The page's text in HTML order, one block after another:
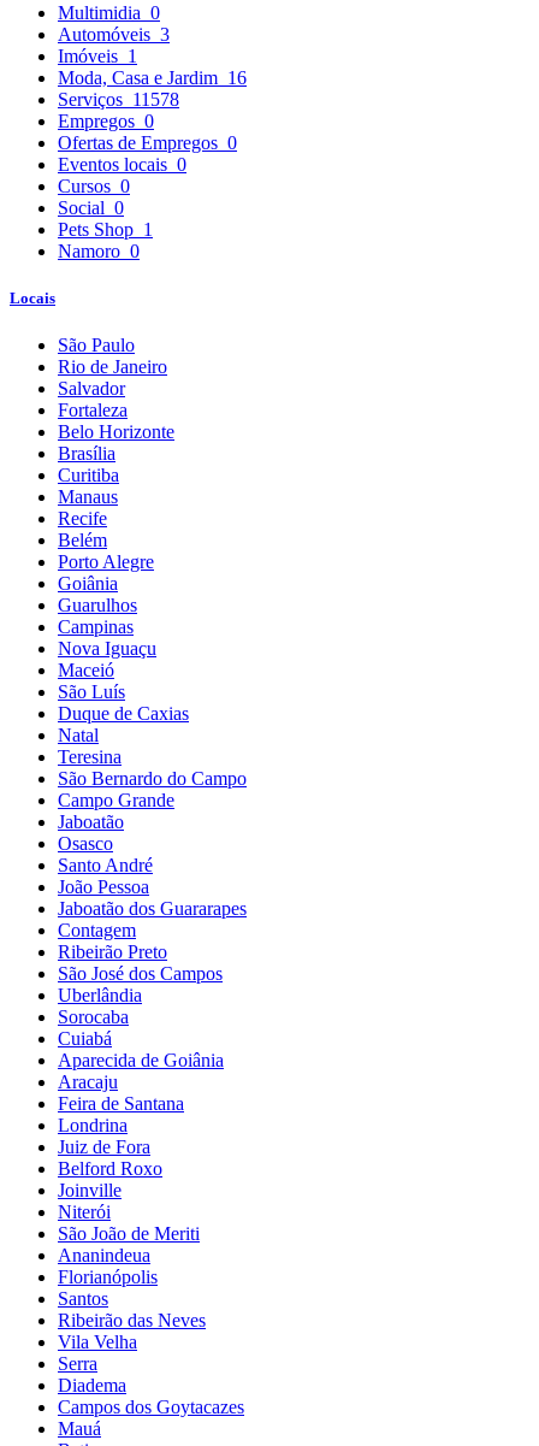
Multimidia 0
Automóveis 3
Imóveis 1
Moda, Casa e Jardim 16
Serviços 11578
Empregos 0
Ofertas de Empregos 0
Eventos locais 0
Cursos 0
Social 0
Pets Shop 1
Namoro 0
Locais
São Paulo
Rio de Janeiro
Salvador
Fortaleza
Belo Horizonte
Brasília
Curitiba
Manaus
Recife
Belém
Porto Alegre
Goiânia
Guarulhos
Campinas
Nova Iguaçu
Maceió
São Luís
Duque de Caxias
Natal
Teresina
São Bernardo do Campo
Campo Grande
Jaboatão
Osasco
Santo André
João Pessoa
Jaboatão dos Guararapes
Contagem
Ribeirão Preto
São José dos Campos
Uberlândia
Sorocaba
Cuiabá
Aparecida de Goiânia
Aracaju
Feira de Santana
Londrina
Juiz de Fora
Belford Roxo
Joinville
Niterói
São João de Meriti
Ananindeua
Florianópolis
Santos
Ribeirão das Neves
Vila Velha
Serra
Diadema
Campos dos Goytacazes
Mauá